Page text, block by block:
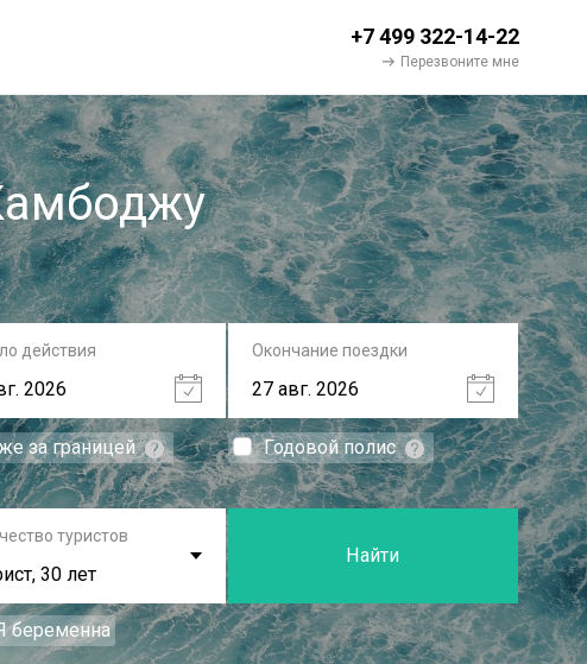
+7 499 322-14-22
Перезвоните мне
действия
за границей
Окончание поездки
Годовой полис
туристов
30 лет
беременна
Найти